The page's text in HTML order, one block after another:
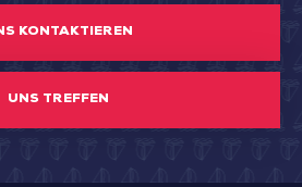
KONTAKTIEREN
UNS TREFFEN